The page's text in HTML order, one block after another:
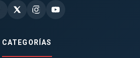
CATEGORÍAS